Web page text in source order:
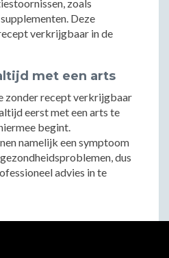
zoals
Deze
verkrijgbaar in de
met een arts
zonder recept verkrijgbaar
eerst met een arts te
begint.
namelijk een symptoom
dus
advies in te